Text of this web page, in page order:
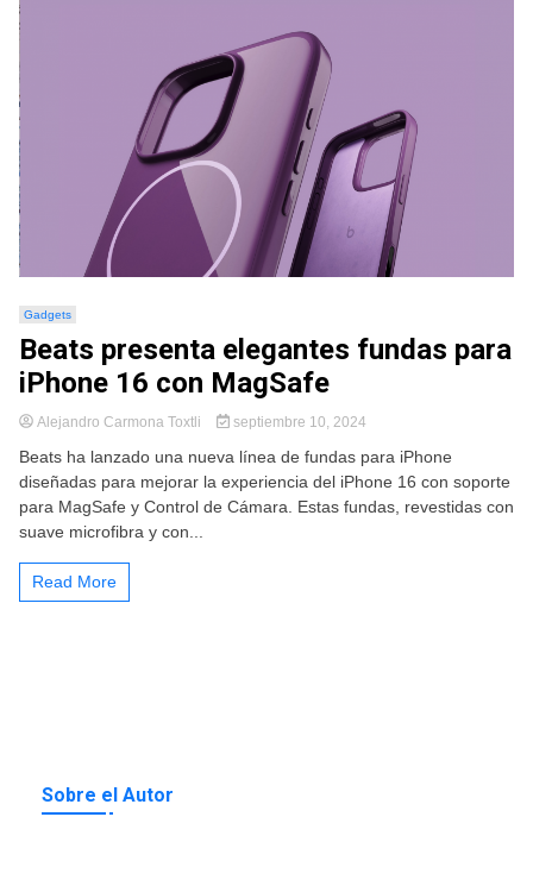
Gadgets
Beats presenta elegantes fundas para
iPhone 16 con MagSafe
Alejandro Carmona Toxtli septiembre 10, 2024
Beats ha lanzado una nueva línea de fundas para iPhone
diseñadas para mejorar la experiencia del iPhone 16 con soporte
para MagSafe y Control de Cámara. Estas fundas, revestidas con
suave microfibra y con...
Read More
Sobre el Autor